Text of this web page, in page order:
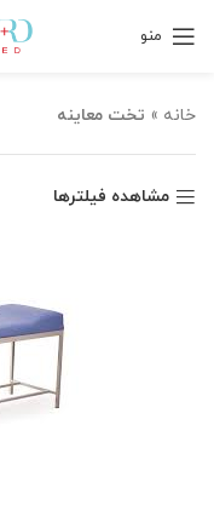
منو
خانه » تخت معاینه
مشاهده فیلترها